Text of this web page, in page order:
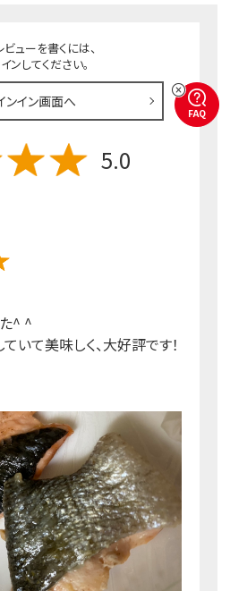
ビューを書くには、
ンしてください。
ンイン画面へ
5.0
^ ^
いて美味しく、大好評です！
FAQ